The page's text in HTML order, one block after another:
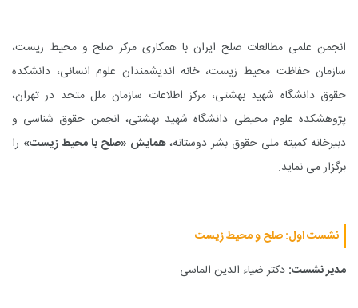
انجمن علمی مطالعات صلح ایران با همکاری مرکز صلح و محیط زیست،
سازمان حفاظت محیط زیست، خانه اندیشمندان علوم انسانی، دانشکده
حقوق دانشگاه شهید بهشتی، مرکز اطلاعات سازمان ملل متحد در تهران،
پژوهشکده علوم محیطى دانشگاه شهید بهشتى، انجمن حقوق شناسى و
دبیرخانه کمیته ملى حقوق بشر دوستانه،همایش «صلح با محیط زیست» را
برگزار می نماید.
نشست اول: صلح و محیطزیست
مدیر نشست: دکتر ضیاء الدین الماسى